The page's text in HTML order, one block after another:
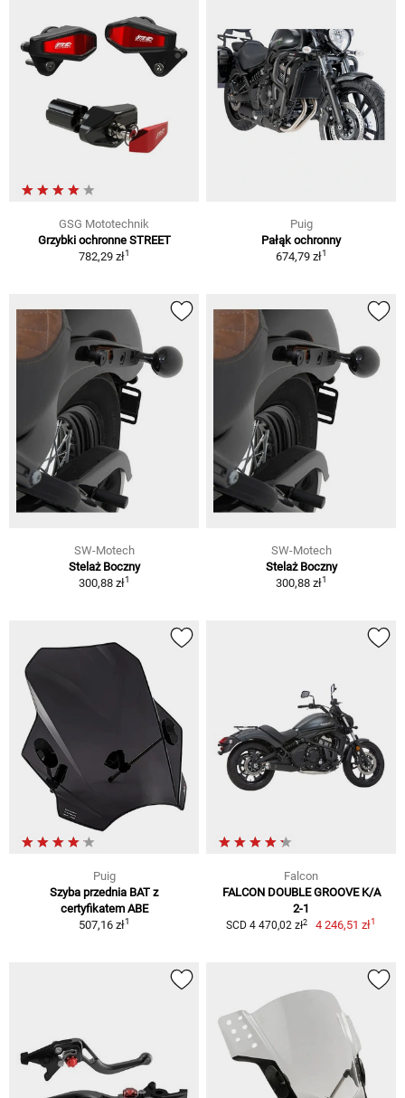
GSG Mototechnik
Grzybki ochronne STREET
782,29 zł1
Puig
Pałąk ochronny
674,79 zł1
SW-Motech
Stelaż Boczny
300,88 zł1
SW-Motech
Stelaż Boczny
300,88 zł1
Puig
Szyba przednia BAT z
certyfikatem ABE
507,16 zł1
Falcon
FALCON DOUBLE GROOVE K/A
2-1
SCD 4 470,02 zł2 4 246,51 zł1